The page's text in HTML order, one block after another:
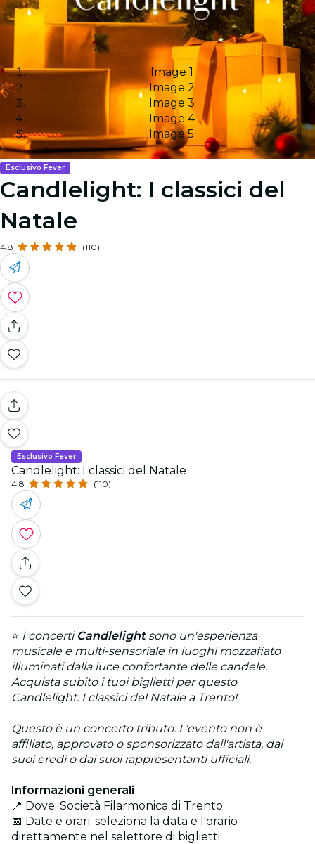
Image 1
Image 2
Image 3
Image 4
Image 5
Esclusivo Fever
Candlelight: I classici del
Natale
4.8 (110)
Esclusivo Fever
Candlelight: I classici del Natale
4.8 (110)
⭐ I concerti Candlelightsono un'esperienza
musicale e multi-sensoriale in luoghi mozzafiato
illuminati dalla luce confortante delle candele.
Acquista subito i tuoi biglietti per questo
Candlelight: I classici del Natale a Trento!
Questo è un concerto tributo. L'evento non è
affiliato, approvato o sponsorizzato dall'artista, dai
suoi eredi o dai suoi rappresentanti ufficiali.
Informazioni generali
📍 Dove: Società Filarmonica di Trento
📅 Date e orari: seleziona la data e l'orario
direttamente nel selettore di biglietti